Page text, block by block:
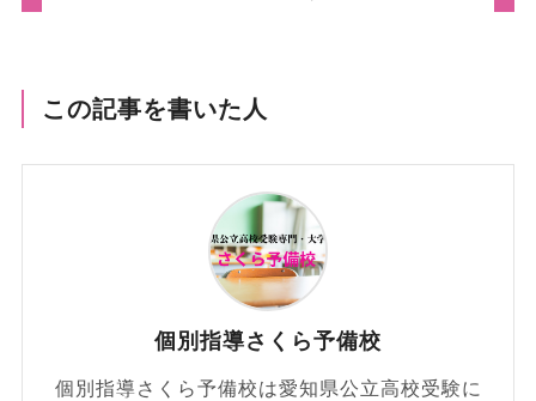
この記事を書いた人
個別指導さくら予備校
個別指導さくら予備校は愛知県公立高校受験に